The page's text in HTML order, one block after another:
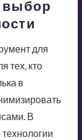
выбор
для
тех, кто
в
В